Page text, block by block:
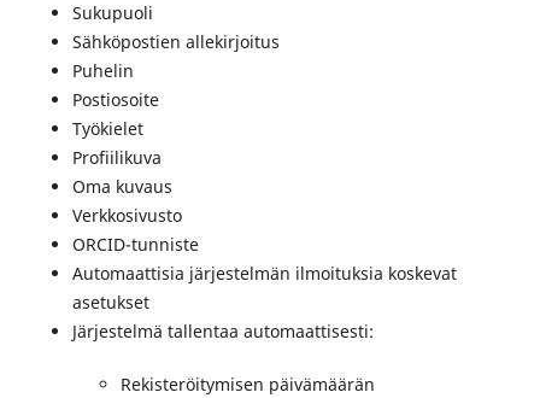
Sukupuoli
Sähköpostien allekirjoitus
Puhelin
Postiosoite
Työkielet
Profiilikuva
Oma kuvaus
Verkkosivusto
ORCID-tunniste
Automaattisia järjestelmän ilmoituksia koskevat
asetukset
Järjestelmä tallentaa automaattisesti:
Rekisteröitymisen päivämäärän